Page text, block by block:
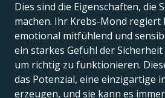
Dies sind die Eigenschaften, die
machen. Ihr Krebs-Mond regiert
emotional mitfühlend und
ein starkes Gefühl der Sicherheit
um richtig zu funktionieren.
das Potenzial, eine einzigartige
erzeugen, und sie kann es immer